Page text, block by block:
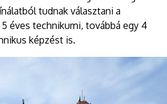
tudnak választani a
éves technikumi, továbbá egy 4
képzést is.